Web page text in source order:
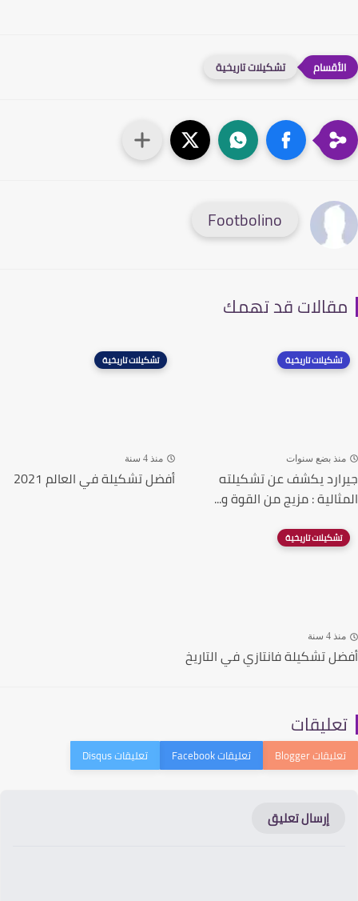
تشكيلات تاريخية
Footbolino
قد تهمك
تشكيلات تاريخية
بضع سنوات
يكشف عن تشكيلته
: مزيج من القوة و...
تشكيلات تاريخية
منذ 4 سنة
أفضل تشكيلة في العالم 2021
تشكيلات تاريخية
4 سنة
تشكيلة فانتازي في التاريخ
إرسال تعليق